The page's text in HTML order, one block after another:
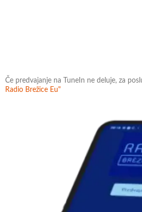
Če predvajanje na TuneIn ne deluje, za
Radio Brežice Eu"